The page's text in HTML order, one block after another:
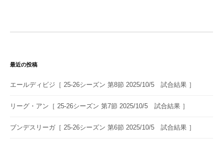
ョ
ン
最近の投稿
エールディビジ［ 25-26シーズン 第8節 2025/10/5 試合結果 ］
リーグ・アン［ 25-26シーズン 第7節 2025/10/5 試合結果 ］
ブンデスリーガ［ 25-26シーズン 第6節 2025/10/5 試合結果 ］